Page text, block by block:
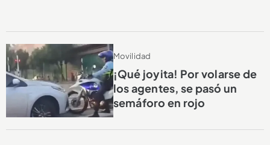
Movilidad
¡Qué joyita! Por volarse de
los agentes, se pasó un
semáforo en rojo